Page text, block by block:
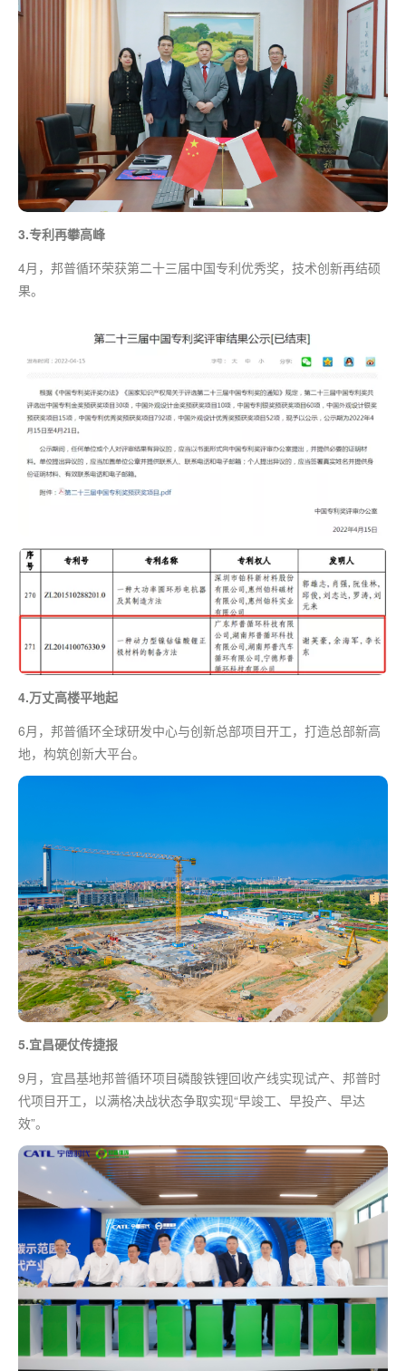
3.专利再攀高峰
4月，邦普循环荣获第二十三届中国专利优秀奖，技术创新再结硕
果。
4.万丈高楼平地起
6月，邦普循环全球研发中心与创新总部项目开工，打造总部新高
地，构筑创新大平台。
5.宜昌硬仗传捷报
9月，宜昌基地邦普循环项目磷酸铁锂回收产线实现试产、邦普时
代项目开工，以满格决战状态争取实现“早竣工、早投产、早达
效”。